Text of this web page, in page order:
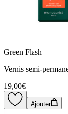
Green Flash
Vernis semi-
19,00€
Ajouter